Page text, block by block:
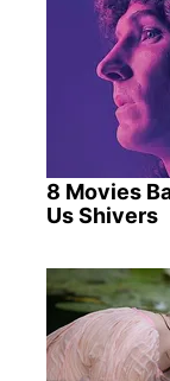
8 Movies
Us Shivers